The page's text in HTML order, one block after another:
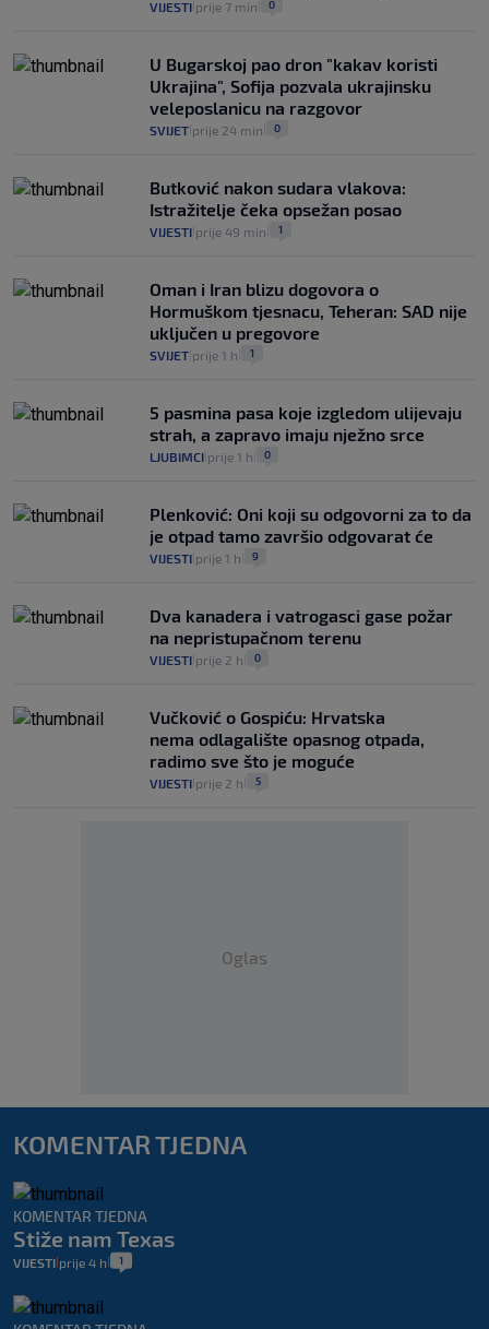
VIJESTI prije 7 min 0
U Bugarskoj pao dron "kakav koristi
Ukrajina", Sofija pozvala ukrajinsku
veleposlanicu na razgovor
SVIJET prije 24 min 0
Butković nakon sudara vlakova:
Istražitelje čeka opsežan posao
VIJESTI prije 49 min 1
Oman i Iran blizu dogovora o
Hormuškom tjesnacu, Teheran: SAD nije
uključen u pregovore
SVIJET prije 1 h 1
5 pasmina pasa koje izgledom ulijevaju
strah, a zapravo imaju nježno srce
LJUBIMCI prije 1 h 0
Plenković: Oni koji su odgovorni za to da
je otpad tamo završio odgovarat će
VIJESTI prije 1 h 9
Dva kanadera i vatrogasci gase požar
na nepristupačnom terenu
VIJESTI prije 2 h 0
Vučković o Gospiću: Hrvatska
nema odlagalište opasnog otpada,
radimo sve što je moguće
VIJESTI prije 2 h 5
Oglas
KOMENTAR TJEDNA
KOMENTAR TJEDNA
Stiže nam Texas
VIJESTI prije 4 h 1